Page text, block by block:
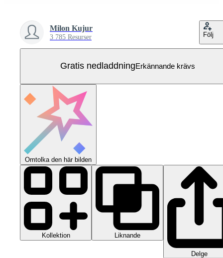
Milon Kujur
3 785 Resurser Följ
Gratis nedladdningErkännande krävs
Omtolka den här bilden
Kollektion Liknande
Delge